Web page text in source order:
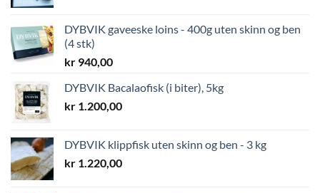
DYBVIK gaveeske loins - 400g uten skinn og ben
(4 stk)
kr 940,00
DYBVIK Bacalaofisk (i biter), 5kg
kr 1.200,00
DYBVIK klippfisk uten skinn og ben - 3 kg
kr 1.220,00